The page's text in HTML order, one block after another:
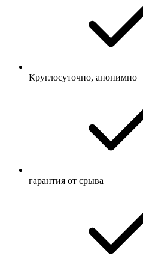
Круглосуточно, анонимно
гарантия от срыва